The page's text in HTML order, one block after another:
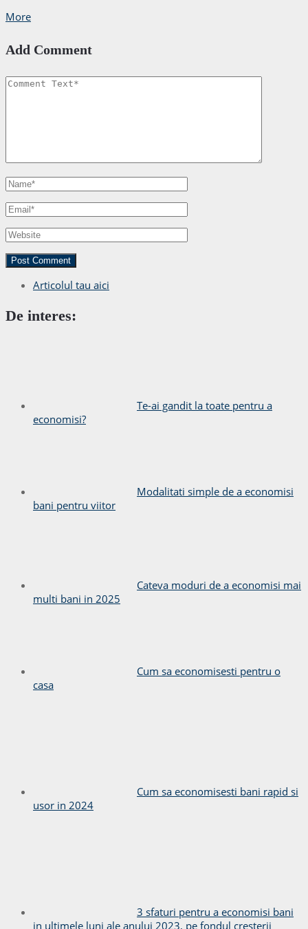
More
Add Comment
Articolul tau aici
De interes:
Te-ai gandit la toate pentru a
economisi?
Modalitati simple de a economisi
bani pentru viitor
Cateva moduri de a economisi mai
multi bani in 2025
Cum sa economisesti pentru o
casa
Cum sa economisesti bani rapid si
usor in 2024
3 sfaturi pentru a economisi bani
in ultimele luni ale anului 2023, pe fondul cresterii